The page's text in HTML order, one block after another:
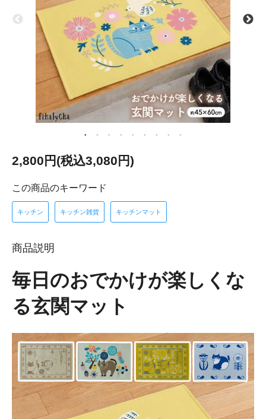
2,800円(税込3,080円)
この商品のキーワード
キッチン キッチン雑貨 キッチンマット
商品説明
毎日のおでかけが楽しくな
る玄関マット